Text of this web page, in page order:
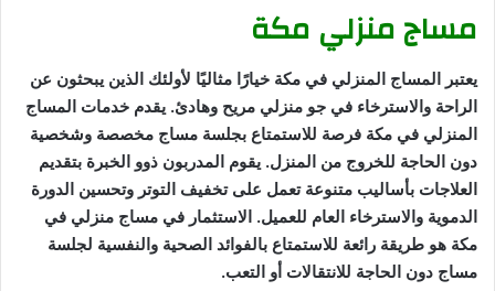
مساج منزلي مكة
يعتبر المساج المنزلي في مكة خيارًا مثاليًا لأولئك الذين يبحثون عن
الراحة والاسترخاء في جو منزلي مريح وهادئ. يقدم خدمات المساج
المنزلي في مكة فرصة للاستمتاع بجلسة مساج مخصصة وشخصية
دون الحاجة للخروج من المنزل. يقوم المدربون ذوو الخبرة بتقديم
العلاجات بأساليب متنوعة تعمل على تخفيف التوتر وتحسين الدورة
الدموية والاسترخاء العام للعميل. الاستثمار في مساج منزلي في
مكة هو طريقة رائعة للاستمتاع بالفوائد الصحية والنفسية لجلسة
مساج دون الحاجة للانتقالات أو التعب.